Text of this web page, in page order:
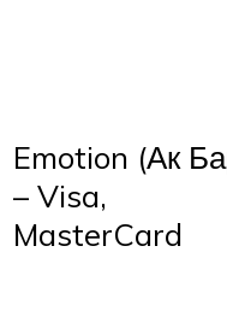
Emotion (Ак
– Visa,
MasterCard